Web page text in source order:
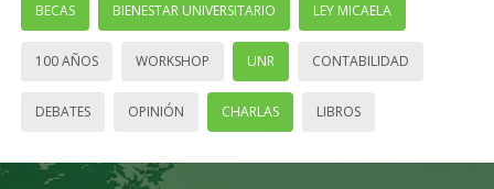
BECAS BIENESTAR UNIVERSITARIO LEY MICAELA
100 AÑOS WORKSHOP UNR CONTABILIDAD
DEBATES OPINIÓN CHARLAS LIBROS